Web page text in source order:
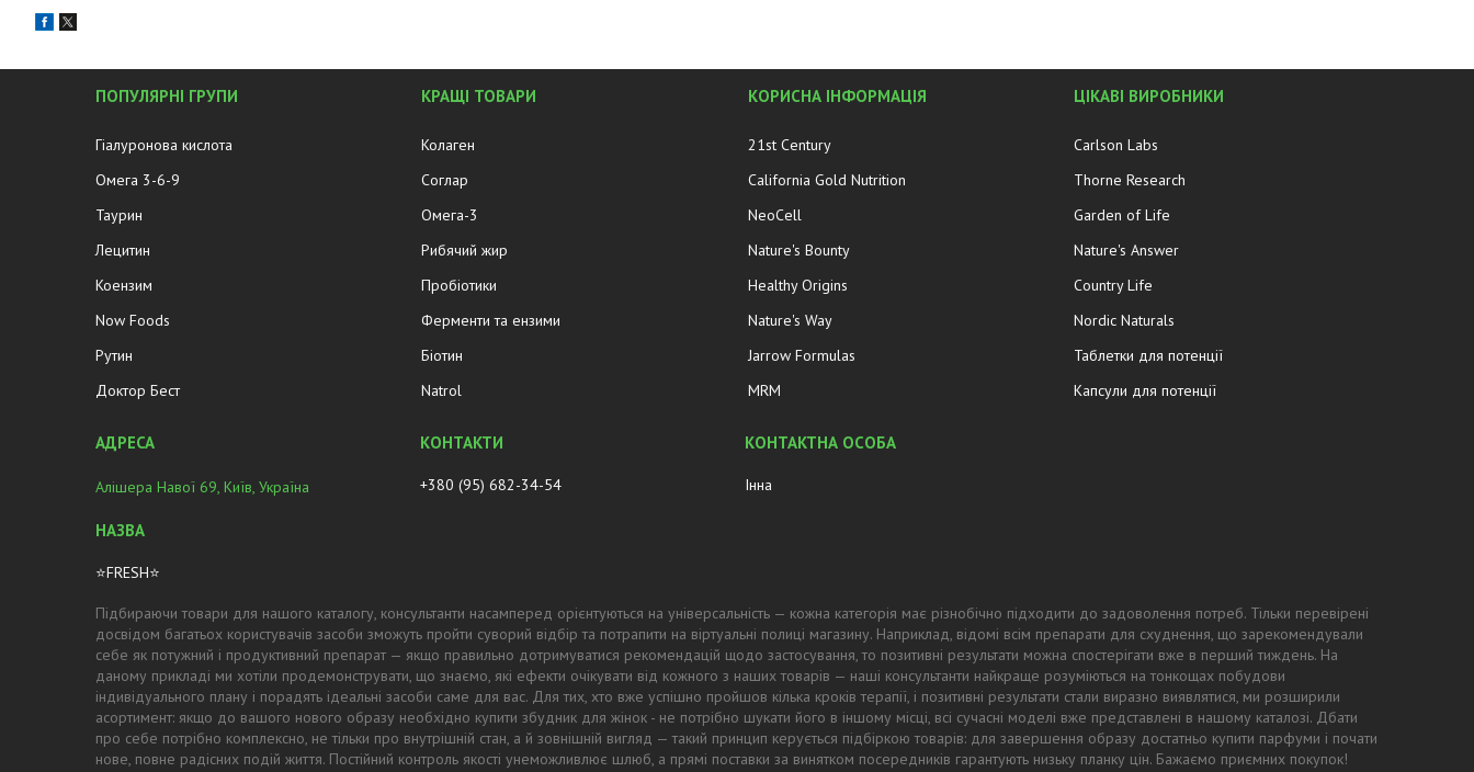
ПОПУЛЯРНІ ГРУПИ
Гіалуронова кислота
Омега 3-6-9
Таурин
Лецитин
Коензим
Now Foods
Рутин
Доктор Бест
КРАЩІ ТОВАРИ
Колаген
Соглар
Омега-3
Рибячий жир
Пробіотики
Ферменти та ензими
Біотин
Natrol
КОРИСНА ІНФОРМАЦІЯ
21st Century
California Gold Nutrition
NeoCell
Nature's Bounty
Healthy Origins
Nature's Way
Jarrow Formulas
MRM
ЦІКАВІ ВИРОБНИКИ
Carlson Labs
Thorne Research
Garden of Life
Nature's Answer
Country Life
Nordic Naturals
Таблетки для потенції
Капсули для потенції
Алішера Навої 69, Київ, Україна
⭐FRESH⭐
+380 (95) 682-34-54 Інна
Підбираючи товари для нашого каталогу, консультанти насамперед орієнтуються на універсальність — кожна категорія має різнобічно підходити до задоволення потреб. Тільки перевірені
досвідом багатьох користувачів засоби зможуть пройти суворий відбір та потрапити на віртуальні полиці магазину. Наприклад, відомі всім препарати для схуднення, що зарекомендували
себе як потужний і продуктивний препарат — якщо правильно дотримуватися рекомендацій щодо застосування, то позитивні результати можна спостерігати вже в перший тиждень. На
даному прикладі ми хотіли продемонструвати, що знаємо, які ефекти очікувати від кожного з наших товарів — наші консультанти найкраще розуміються на тонкощах побудови
індивідуального плану і порадять ідеальні засоби саме для вас. Для тих, хто вже успішно пройшов кілька кроків терапії, і позитивні результати стали виразно виявлятися, ми розширили
асортимент: якщо до вашого нового образу необхідно купити збудник для жінок - не потрібно шукати його в іншому місці, всі сучасні моделі вже представлені в нашому каталозі. Дбати
про себе потрібно комплексно, не тільки про внутрішній стан, а й зовнішній вигляд — такий принцип керується підбіркою товарів: для завершення образу достатньо купити парфуми і почати
нове, повне радісних подій життя. Постійний контроль якості унеможливлює шлюб, а прямі поставки за винятком посередників гарантують низьку планку цін. Бажаємо приємних покупок!